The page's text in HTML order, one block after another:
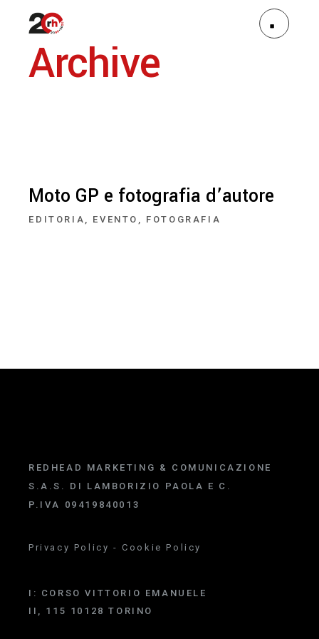
Archive
Moto GP e fotografia d’autore
EDITORIA EVENTO FOTOGRAFIA
REDHEAD MARKETING & COMUNICAZIONE
S.A.S. DI LAMBORIZIO PAOLA E C.
P.IVA 09419840013
Privacy Policy -Cookie Policy
I: CORSO VITTORIO EMANUELE
II, 115 10128 TORINO